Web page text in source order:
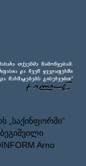
„საქინფორმი”
Arno